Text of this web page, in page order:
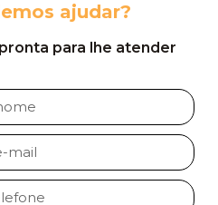
ajudar?
para lhe atender